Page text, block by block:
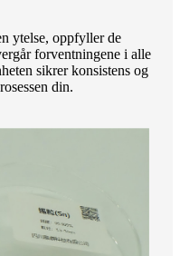
ytelse, oppfyller de
forventningene i alle
sikrer konsistens og
din.